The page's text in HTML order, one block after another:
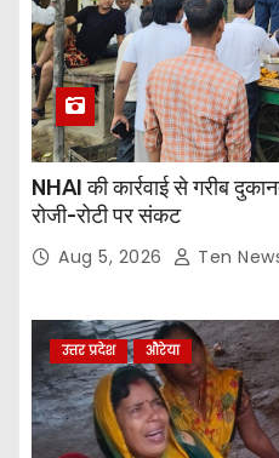
NHAI की कार्रवाई से गरीब
रोजी-रोटी पर संकट
Aug 5, 2026 Ten
उत्तर प्रदेश औरेया